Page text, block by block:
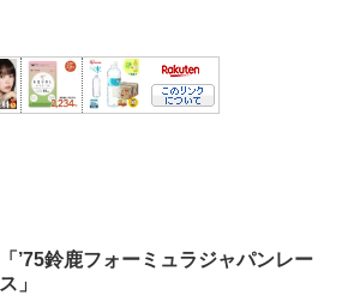
「’75鈴鹿フォーミュラジャパンレー
ス」